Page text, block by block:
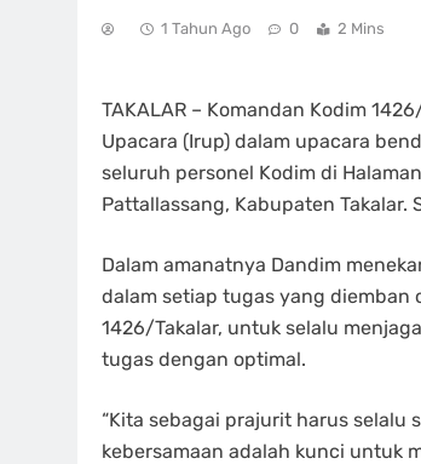
1 Tahun Ago 0 2 Mins
TAKALAR – Komandan Kodim
Upacara (Irup) dalam upacara
seluruh personel Kodim di
Pattallassang, Kabupaten Takalar.
Dalam amanatnya Dandim
dalam setiap tugas yang diemban
1426/Takalar, untuk selalu
tugas dengan optimal.
“Kita sebagai prajurit harus
kebersamaan adalah kunci untuk